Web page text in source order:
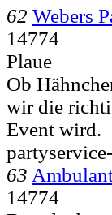
62 Webers
14774
Plaue
Ob
wir die
Event wird.
63
14774